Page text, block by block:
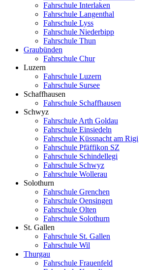
Fahrschule Interlaken
Fahrschule Langenthal
Fahrschule Lyss
Fahrschule Niederbipp
Fahrschule Thun
Graubünden
Fahrschule Chur
Luzern
Fahrschule Luzern
Fahrschule Sursee
Schaffhausen
Fahrschule Schaffhausen
Schwyz
Fahrschule Arth Goldau
Fahrschule Einsiedeln
Fahrschule Küssnacht am Rigi
Fahrschule Pfäffikon SZ
Fahrschule Schindellegi
Fahrschule Schwyz
Fahrschule Wollerau
Solothurn
Fahrschule Grenchen
Fahrschule Oensingen
Fahrschule Olten
Fahrschule Solothurn
St. Gallen
Fahrschule St. Gallen
Fahrschule Wil
Thurgau
Fahrschule Frauenfeld